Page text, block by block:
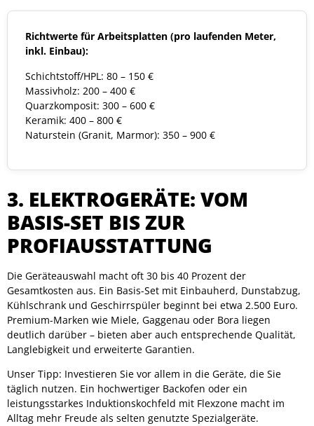
Richtwerte für Arbeitsplatten (pro laufenden Meter,
inkl. Einbau):
Schichtstoff/HPL: 80 – 150 €
Massivholz: 200 – 400 €
Quarzkomposit: 300 – 600 €
Keramik: 400 – 800 €
Naturstein (Granit, Marmor): 350 – 900 €
3. ELEKTROGERÄTE: VOM
BASIS-SET BIS ZUR
PROFIAUSSTATTUNG
Die Geräteauswahl macht oft 30 bis 40 Prozent der
Gesamtkosten aus. Ein Basis-Set mit Einbauherd, Dunstabzug,
Kühlschrank und Geschirrspüler beginnt bei etwa 2.500 Euro.
Premium-Marken wie Miele, Gaggenau oder Bora liegen
deutlich darüber – bieten aber auch entsprechende Qualität,
Langlebigkeit und erweiterte Garantien.
Unser Tipp: Investieren Sie vor allem in die Geräte, die Sie
täglich nutzen. Ein hochwertiger Backofen oder ein
leistungsstarkes Induktionskochfeld mit Flexzone macht im
Alltag mehr Freude als selten genutzte Spezialgeräte.